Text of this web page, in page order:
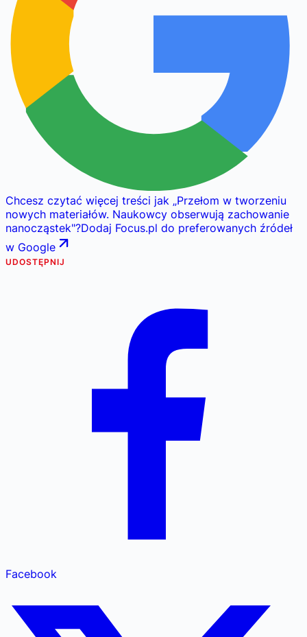
Chcesz czytać więcej treści jak „Przełom w tworzeniu
nowych materiałów. Naukowcy obserwują zachowanie
nanocząstek"?Dodaj Focus.pl do preferowanych źródeł
w Google
UDOSTĘPNIJ
Facebook